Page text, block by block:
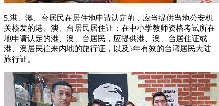
5.港、澳、台居民在居住地申请认定的，应当提供当地公安机
关核发的港、澳、台居民居住证；在中小学教师资格考试所在
地申请认定的港、澳、台居民，应提供港、澳、台居住证或
港、澳居民往来内地的旅行证，以及5年有效的台湾居民大陆
旅行证。